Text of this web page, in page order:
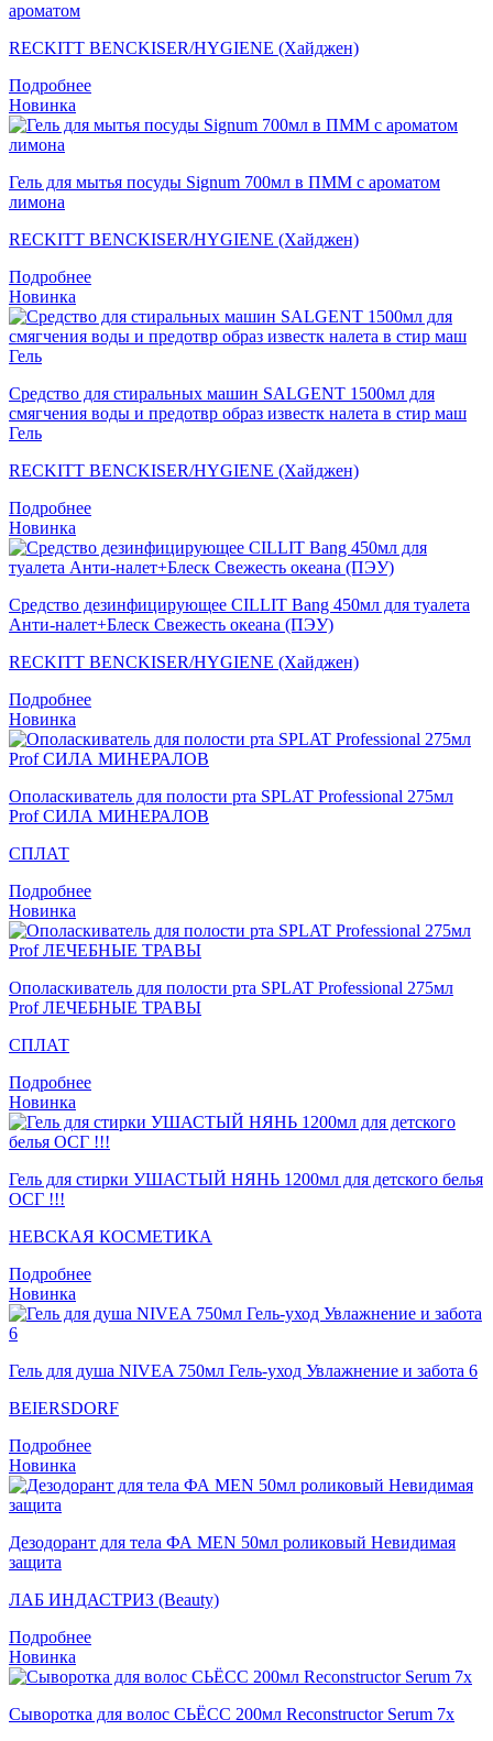
ароматом
RECKITT BENCKISER/HYGIENE (Хайджен)
Подробнее
Новинка
Гель для мытья посуды Signum 700мл в ПММ с ароматом
лимона
RECKITT BENCKISER/HYGIENE (Хайджен)
Подробнее
Новинка
Средство для стиральных машин SALGENT 1500мл для
смягчения воды и предотвр образ известк налета в стир маш
Гель
RECKITT BENCKISER/HYGIENE (Хайджен)
Подробнее
Новинка
Средство дезинфицирующее CILLIT Bang 450мл для туалета
Анти-налет+Блеск Свежесть океана (ПЭУ)
RECKITT BENCKISER/HYGIENE (Хайджен)
Подробнее
Новинка
Ополаскиватель для полости рта SPLAT Professional 275мл
Prof СИЛА МИНЕРАЛОВ
СПЛАТ
Подробнее
Новинка
Ополаскиватель для полости рта SPLAT Professional 275мл
Prof ЛЕЧЕБНЫЕ ТРАВЫ
СПЛАТ
Подробнее
Новинка
Гель для стирки УШАСТЫЙ НЯНЬ 1200мл для детского белья
ОСГ !!!
НЕВСКАЯ КОСМЕТИКА
Подробнее
Новинка
Гель для душа NIVEA 750мл Гель-уход Увлажнение и забота 6
BEIERSDORF
Подробнее
Новинка
Дезодорант для тела ФА MEN 50мл роликовый Невидимая
защита
ЛАБ ИНДАСТРИЗ (Beauty)
Подробнее
Новинка
Сыворотка для волос СЬЁСС 200мл Reconstructor Serum 7x